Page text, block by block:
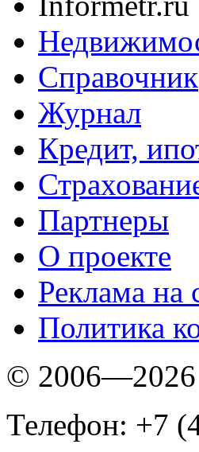
Справочник
Журнал
Кредит,
Партнеры
O проекте
Реклама на
Политика
© 2006—2026
Телефон: +7